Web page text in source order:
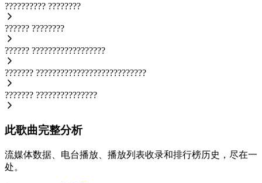
?????????? ????????
?????? ????????
?????? ??????????????????
??????? ???????????????????????????
??????? ???????????????
此歌曲完整分析
流媒体数据、电台播放、播放列表收录和排行榜历史，尽在一
处。